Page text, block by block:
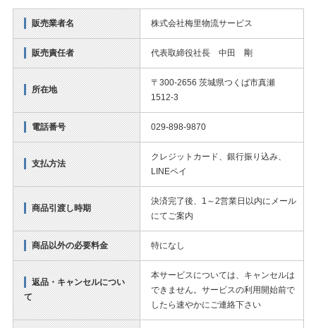
販売業者名 株式会社梅里物流サービス
販売責任者 代表取締役社長 中田 剛
所在地
〒300-2656 茨城県つくば市真瀬
1512-3
電話番号 029-898-9870
支払方法
クレジットカード、銀行振り込み、
LINEペイ
商品引渡し時期
決済完了後、1～2営業日以内にメール
にてご案内
商品以外の必要料金 特になし
返品・キャンセルについ
て
本サービスについては、キャンセルは
できません。サービスの利用開始前で
したら速やかにご連絡下さい